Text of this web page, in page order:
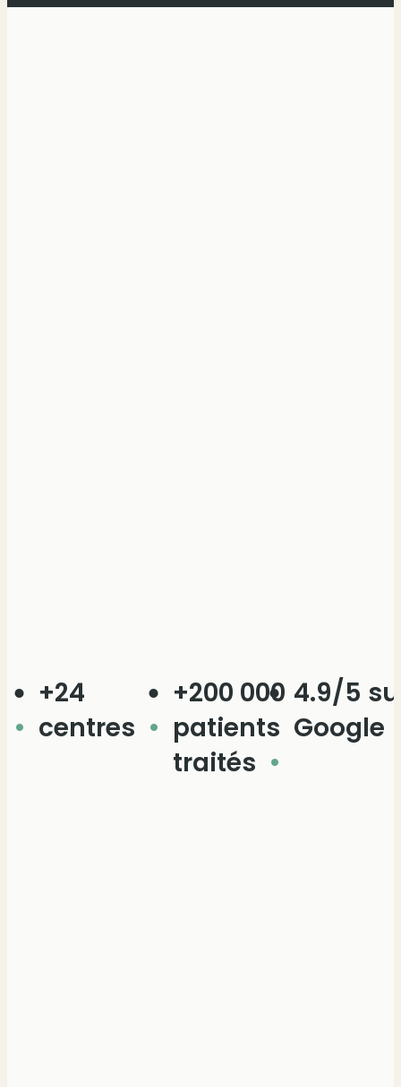
+200 000
patients
traités
4.9/5 sur
Google